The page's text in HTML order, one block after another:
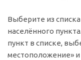
Выберите из
населённого
пункт в списке,
местоположение»